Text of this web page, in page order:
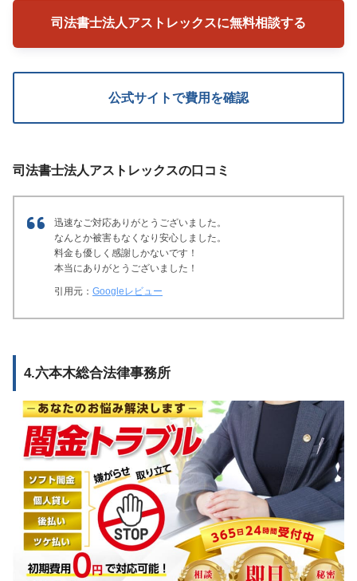
司法書士法人アストレックスに無料相談する
公式サイトで費用を確認
司法書士法人アストレックスの口コミ
迅速なご対応ありがとうございました。
なんとか被害もなくなり安心しました。
料金も優しく感謝しかないです！
本当にありがとうございました！
引用元： Googleレビュー
4.六本木総合法律事務所